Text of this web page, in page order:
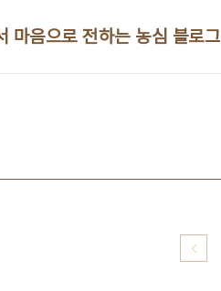
음으로 전하는 농심 블로그